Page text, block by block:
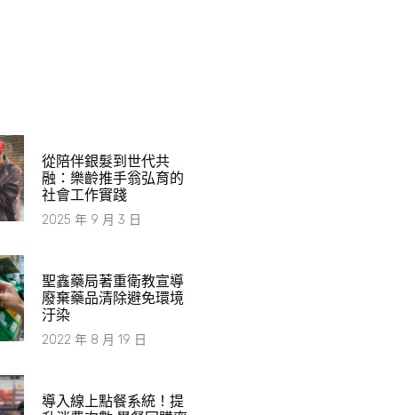
從陪伴銀髮到世代共
融：樂齡推手翁弘育的
社會工作實踐
2025 年 9 月 3 日
​聖鑫藥局著重衛教宣導
廢棄藥品清除避免環境
汙染
2022 年 8 月 19 日
導入線上點餐系統！提